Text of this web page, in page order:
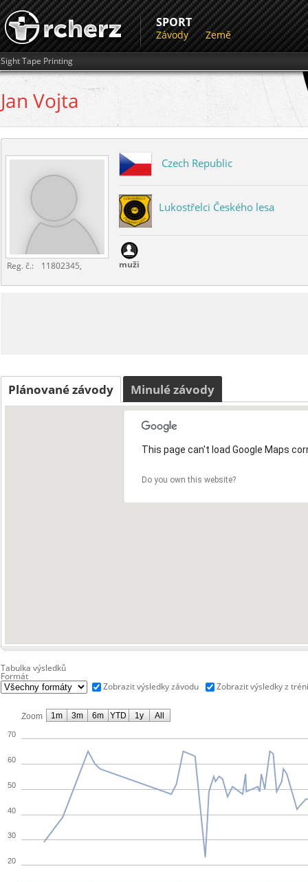
SPORT
Závody Země
Sight Tape Printing
Jan Vojta
Reg. č.: 11802345,
Czech Republic
Lukostřelci Českého lesa
muži
Plánované závody Minulé závody
This page can't load Google Maps
Do you own this website?
Tabulka výsledků
Formát
Zobrazit výsledky závodu
Zobrazit výsledky z
Zoom
20
30
40
50
60
70
1m 3m 6m YTD 1y All